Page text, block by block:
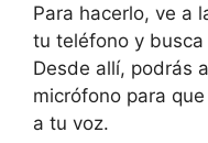
Para hacerlo, ve a
tu teléfono y busca
Desde allí, podrás
micrófono para
a tu voz.